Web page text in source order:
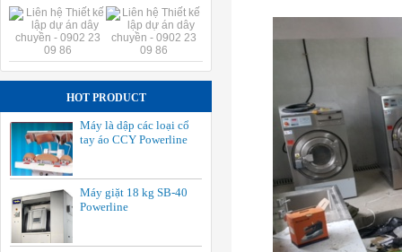
HOT PRODUCT
Máy là dập các loại cổ
tay áo CCY Powerline
Máy giặt 18 kg SB-40
Powerline